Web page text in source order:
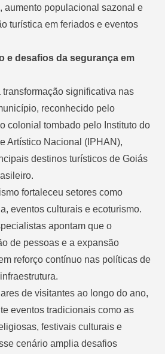
aumento populacional sazonal e
turística em feriados e eventos
e desafios da segurança em
significativa nas
reconhecido pelo
colonial tombado pelo Instituto do
Artístico Nacional (IPHAN),
destinos turísticos de Goiás
fortaleceu setores como
eventos culturais e ecoturismo.
apontam que o
de pessoas e a expansão
reforço contínuo nas políticas de
de visitantes ao longo do ano,
eventos tradicionais como as
festivais culturais e
cenário amplia desafios